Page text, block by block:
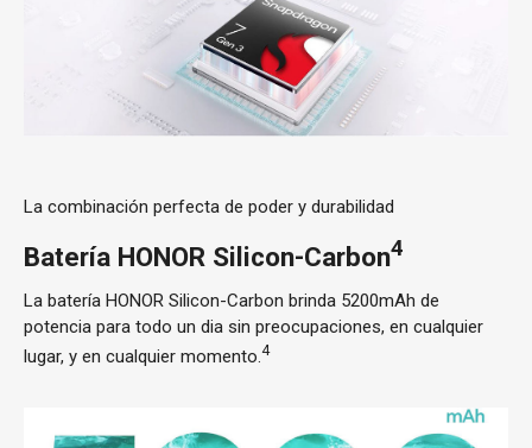
La combinación perfecta de poder y durabilidad
Batería HONOR Silicon-Carbon4
La batería HONOR Silicon-Carbon brinda 5200mAh de
potencia para todo un dia sin preocupaciones, en cualquier
lugar, y en cualquier momento.4